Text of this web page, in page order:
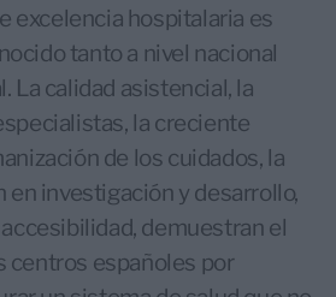
excelencia hospitalaria es
tanto a nivel nacional
La calidad asistencial, la
la creciente
de los cuidados, la
investigación y desarrollo,
demuestran el
centros españoles por